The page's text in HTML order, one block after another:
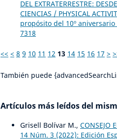
DEL EXTRATERRESTRE:
CIENCIAS / PHYSICAL
propósito del 10º
7318
<< < 8 9 10 11 12 13 14 15 16 17 >
También puede
Artículos más leídos del
Grisell Bolívar M., CONSEJO
14 Núm. 3 (2022): Edición